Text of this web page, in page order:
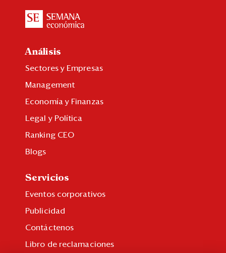
Análisis
Sectores y Empresas
Management
Economía y Finanzas
Legal y Política
Ranking CEO
Blogs
Servicios
Eventos corporativos
Publicidad
Contáctenos
Libro de reclamaciones